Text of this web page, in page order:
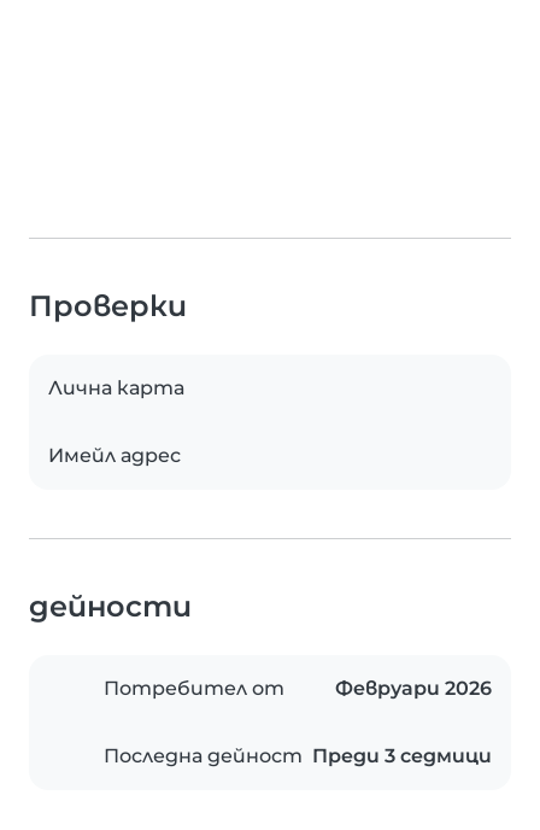
Проверки
Лична карта
Имейл адрес
дейности
Потребител от Февруари 2026
Последна дейност Преди 3 седмици